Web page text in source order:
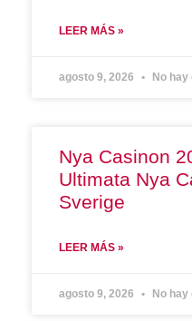
LEER MÁS »
agosto 9, 2026 No
Nya Casinon
Ultimata Nya
Sverige
LEER MÁS »
agosto 9, 2026 No